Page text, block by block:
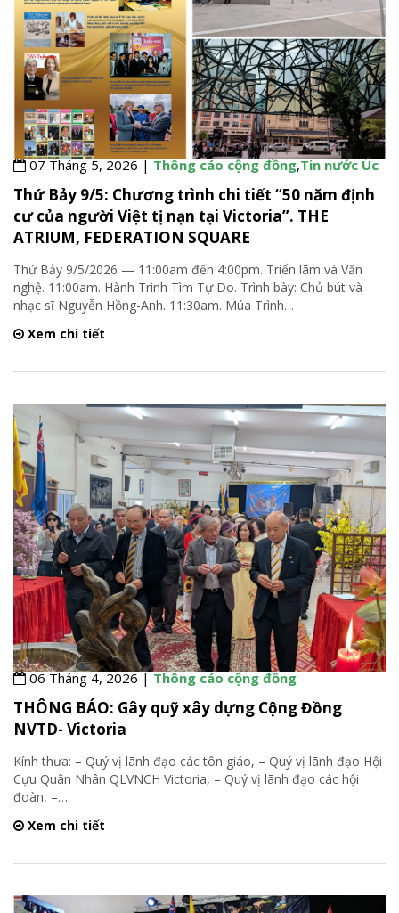
07 Tháng 5, 2026 |Thông cáo cộng đồng,Tin nước Úc
Thứ Bảy 9/5: Chương trình chi tiết “50 năm định
cư của người Việt tị nạn tại Victoria”. THE
ATRIUM, FEDERATION SQUARE
Thứ Bảy 9/5/2026 — 11:00am đến 4:00pm. Triển lãm và Văn
nghệ. 11:00am. Hành Trình Tìm Tự Do. Trình bày: Chủ bút và
nhạc sĩ Nguyễn Hồng-Anh. 11:30am. Múa Trình…
Xem chi tiết
06 Tháng 4, 2026 |Thông cáo cộng đồng
THÔNG BÁO: Gây quỹ xây dựng Cộng Đồng
NVTD- Victoria
Kính thưa: – Quý vị lãnh đạo các tôn giáo, – Quý vị lãnh đạo Hội
Cựu Quân Nhân QLVNCH Victoria, – Quý vị lãnh đạo các hội
đoàn, –…
Xem chi tiết